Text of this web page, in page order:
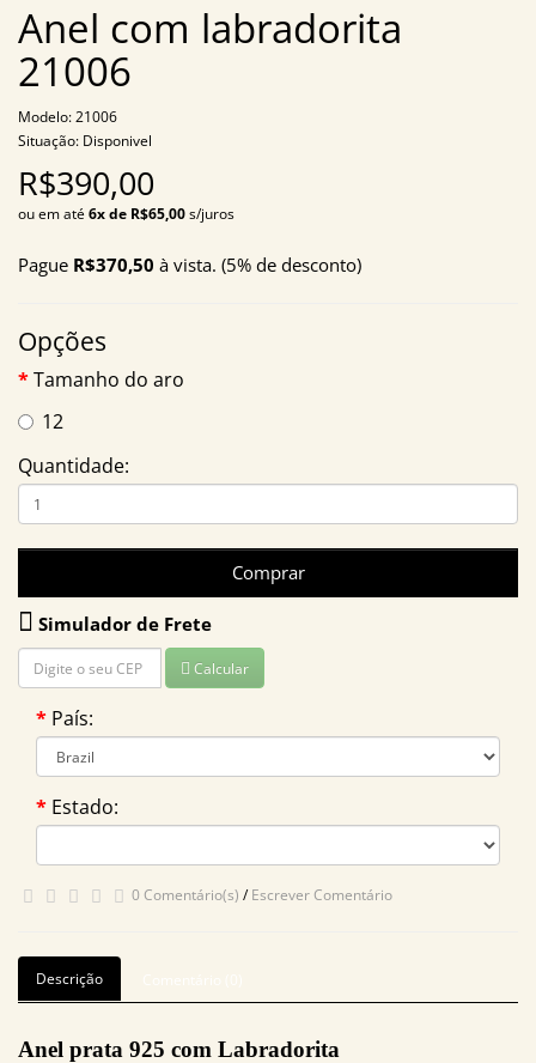
Anel com labradorita
21006
Modelo: 21006
Situação: Disponivel
R$390,00
ou em até6x de R$65,00s/juros
Pague R$370,50 à vista. (5% de desconto)
Opções
Tamanho do aro
12
Quantidade:
Comprar
Simulador de Frete
Calcular
País:
Estado:
0 Comentário(s) /Escrever Comentário
Descrição
Anel prata 925 com Labradorita